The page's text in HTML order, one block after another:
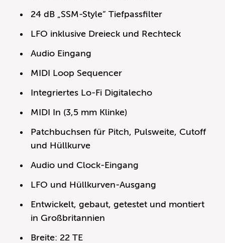
24 dB „SSM-Style“ Tiefpassfilter
LFO inklusive Dreieck und Rechteck
Audio Eingang
MIDI Loop Sequencer
Integriertes Lo-Fi Digitalecho
MIDI In (3,5 mm Klinke)
Patchbuchsen für Pitch, Pulsweite, Cutoff
und Hüllkurve
Audio und Clock-Eingang
LFO und Hüllkurven-Ausgang
Entwickelt, gebaut, getestet und montiert
in Großbritannien
Breite: 22 TE